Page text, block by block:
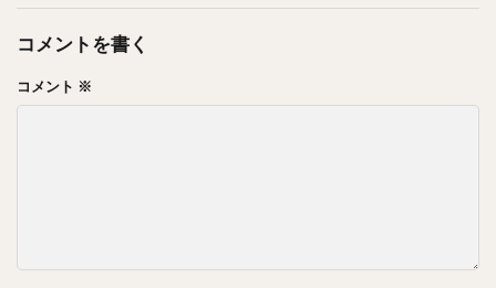
コメントを書く
コメント ※